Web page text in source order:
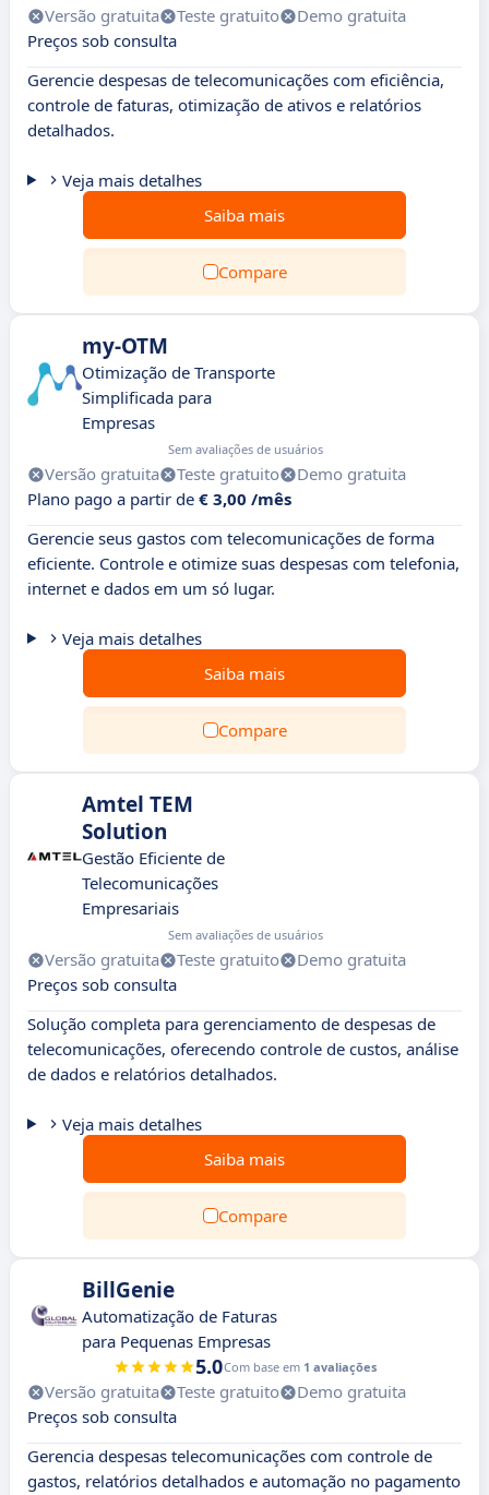
Versão gratuita Teste gratuito
Demo gratuita
Preços sob consulta
Gerencie despesas de telecomunicações com eficiência,
controle de faturas, otimização de ativos e relatórios
detalhados.
Veja mais detalhes
Saiba mais
Compare
my-OTM
Otimização de Transporte
Simplificada para
Empresas
Sem avaliações de usuários
Versão gratuita Teste gratuito
Demo gratuita
Plano pago a partir de € 3,00 /mês
Gerencie seus gastos com telecomunicações de forma
eficiente. Controle e otimize suas despesas com telefonia,
internet e dados em um só lugar.
Veja mais detalhes
Saiba mais
Compare
Amtel TEM
Solution
Gestão Eficiente de
Telecomunicações
Empresariais
Sem avaliações de usuários
Versão gratuita Teste gratuito
Demo gratuita
Preços sob consulta
Solução completa para gerenciamento de despesas de
telecomunicações, oferecendo controle de custos, análise
de dados e relatórios detalhados.
Veja mais detalhes
Saiba mais
Compare
BillGenie
Automatização de Faturas
para Pequenas Empresas
5.0Com base em 1 avaliações
Versão gratuita Teste gratuito
Demo gratuita
Preços sob consulta
Gerencia despesas telecomunicações com controle de
gastos, relatórios detalhados e automação no pagamento